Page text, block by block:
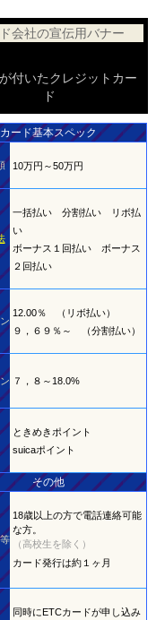
会社の宣伝用バナー
付いたクレジットカー
ド
カード基本スペック
10万円～50万円
一括払い 分割払い リボ払
い
ボーナス１回払い ボーナス
２回払い
12.00％ （リボ払い）
９，６９％～ （分割払い）
７，８～18.0%
ときめきポイント
suicaポイント
その他
18歳以上の方で電話連絡可能
な方。
（高校生を除く）
カード発行は約１ヶ月
同時にETCカードが申し込み